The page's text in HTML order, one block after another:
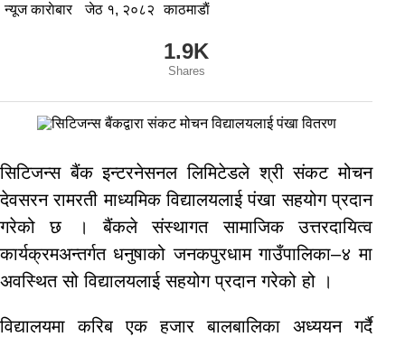
न्यूज काराेबार जेठ १, २०८२ काठमाडाैं
1.9K
Shares
सिटिजन्स बैंक इन्टरनेसनल लिमिटेडले श्री संकट मोचन
देवसरन रामरती माध्यमिक विद्यालयलाई पंखा सहयोग प्रदान
गरेको छ । बैंकले संस्थागत सामाजिक उत्तरदायित्व
कार्यक्रमअन्तर्गत धनुषाको जनकपुरधाम गाउँपालिका–४ मा
अवस्थित सो विद्यालयलाई सहयोग प्रदान गरेको हो ।
विद्यालयमा करिब एक हजार बालबालिका अध्ययन गर्दै